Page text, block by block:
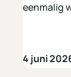
eenmalig
4 juni